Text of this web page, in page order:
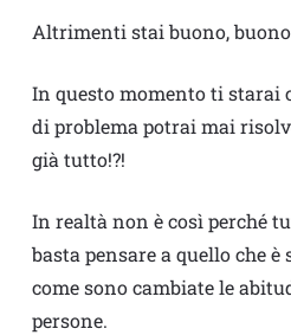
Altrimenti stai buono, buono
In questo momento ti starai
di problema potrai mai
già tutto!?!
In realtà non è così perché
basta pensare a quello che è
come sono cambiate le
persone.